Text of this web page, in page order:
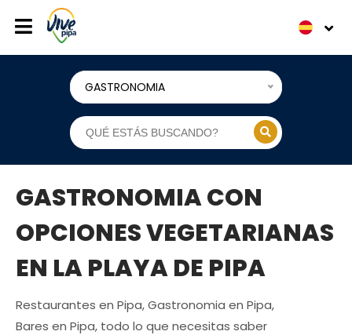
GASTRONOMIA
GASTRONOMIA CON
OPCIONES VEGETARIANAS
EN LA PLAYA DE PIPA
Restaurantes en Pipa, Gastronomia en Pipa,
Bares en Pipa, todo lo que necesitas saber